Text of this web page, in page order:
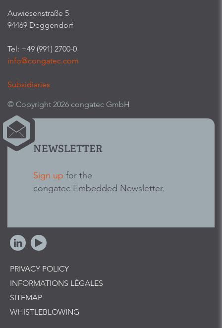
Auwiesenstraße 5
94469 Deggendorf
Tel: +49 (991) 2700-0
info@congatec.com
Subsidiaries
© Copyright 2026 congatec GmbH
NEWSLETTER
Sign up for the
congatec Embedded Newsletter.
PRIVACY POLICY
INFORMATIONS LÉGALES
SITEMAP
WHISTLEBLOWING